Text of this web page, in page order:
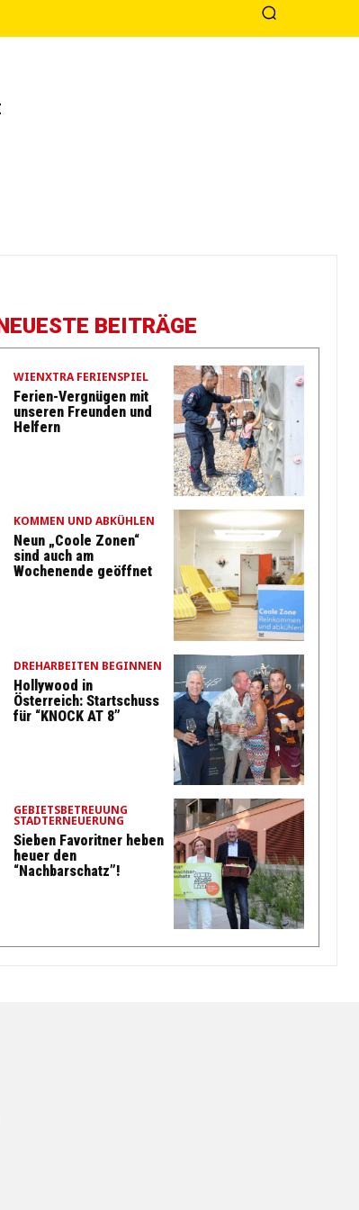
BEITRÄGE
WIENXTRA FERIENSPIEL
Ferien-Vergnügen mit
unseren Freunden und
Helfern
KOMMEN UND ABKÜHLEN
Neun „Coole Zonen“
sind auch am
Wochenende geöffnet
DREHARBEITEN BEGINNEN
Hollywood in
Österreich: Startschuss
für “KNOCK AT 8”
GEBIETSBETREUUNG
STADTERNEUERUNG
Sieben Favoritner heben
heuer den
“Nachbarschatz”!